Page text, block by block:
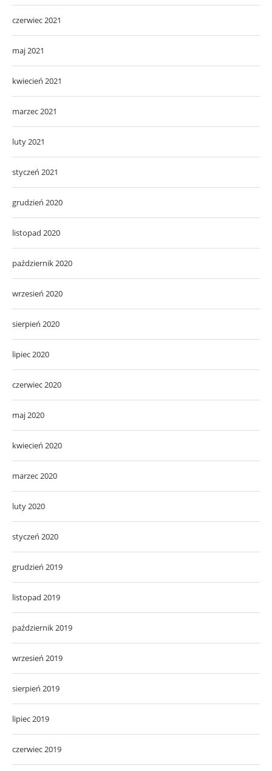
czerwiec 2021
maj 2021
kwiecień 2021
marzec 2021
luty 2021
styczeń 2021
grudzień 2020
listopad 2020
październik 2020
wrzesień 2020
sierpień 2020
lipiec 2020
czerwiec 2020
maj 2020
kwiecień 2020
marzec 2020
luty 2020
styczeń 2020
grudzień 2019
listopad 2019
październik 2019
wrzesień 2019
sierpień 2019
lipiec 2019
czerwiec 2019